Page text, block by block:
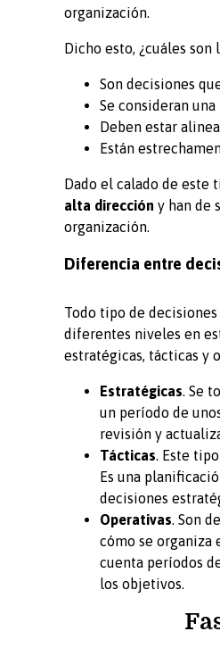
organización.
Dicho esto, ¿cuáles son
Son decisiones
Se consideran
Deben estar
Están
Dado el calado de este
alta dirección y han de
organización.
Diferencia entre
Todo tipo de
diferentes niveles en
estratégicas, tácticas y
Estratégicas. Se
un período de
revisión y
Tácticas. Este
Es una
decisiones
Operativas. Son
cómo se organiza
cuenta períodos
los objetivos.